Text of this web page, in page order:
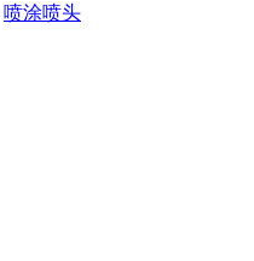
喷涂喷头